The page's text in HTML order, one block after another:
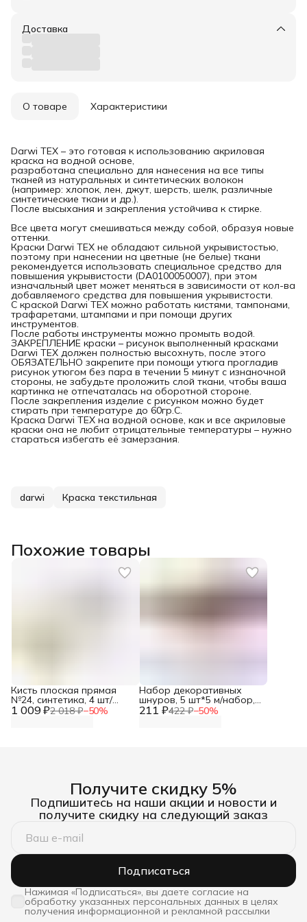
Доставка
О товаре Характеристики
Darwi TEX – это готовая к использованию акриловая
краска на водной основе,
разработана специально для нанесения на все типы
тканей из натуральных и синтетических волокон
(например: хлопок, лен, джут, шерсть, шелк, различные
синтетические ткани и др.).
После высыхания и закрепления устойчива к стирке.
Все цвета могут смешиваться между собой, образуя новые
оттенки.
Краски Darwi TEX не обладают сильной укрывистостью,
поэтому при нанесении на цветные (не белые) ткани
рекомендуется использовать специальное средство для
повышения укрывистости (DA0100050007), при этом
изначальный цвет может меняться в зависимости от кол-ва
добавляемого средства для повышения укрывистости.
С краской Darwi TEX можно работать кистями, тампонами,
трафаретами, штампами и при помощи других
инструментов.
После работы инструменты можно промыть водой.
ЗАКРЕПЛЕНИЕ краски – рисунок выполненный красками
Darwi TEX должен полностью высохнуть, после этого
ОБЯЗАТЕЛЬНО закрепите при помощи утюга прогладив
рисунок утюгом без пара в течении 5 минут с изнаночной
стороны, не забудьте проложить слой ткани, чтобы ваша
картинка не отпечаталась на оборотной стороне.
После закрепления изделие с рисунком можно будет
стирать при температуре до 60гр.C.
Краска Darwi TEX на водной основе, как и все акриловые
краски она не любит отрицательные температуры – нужно
стараться избегать её замерзания.
darwi Краска текстильная
Похожие товары
1 009 ₽2 018 ₽−50%
Кисть плоская прямая
№24, синтетика, 4 шт/
упак, Артком 211 ₽422 ₽−50%
Набор декоративных
шнуров, 5 шт*5 м/набор,
Красная лента
Получите скидку 5%
Подпишитесь на наши акции и новости и
получите скидку на следующий заказ
Подписаться
Нажимая «Подписаться», вы даете согласие на
обработку указанных персональных данных в целях
получения информационной и рекламной рассылки